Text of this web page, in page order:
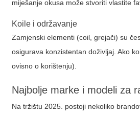
miješanje okusa može stvoriti vlastite
Koile i održavanje
Zamjenski elementi (coil, grejači) su
osigurava konzistentan doživljaj. Ako
ovisno o korištenju).
Najbolje marke i modeli za
Na tržištu 2025. postoji nekoliko